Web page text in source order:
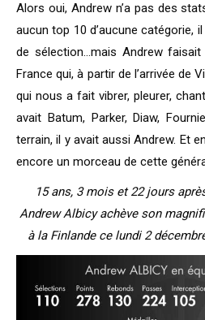
Alors oui, Andrew n’a pas des
aucun top 10 d’aucune catégorie,
de sélection…mais Andrew
France qui, à partir de l’arrivée de
qui nous a fait vibrer, pleurer,
avait Batum, Parker, Diaw,
terrain, il y avait aussi Andrew. Et
encore un morceau de cette
15 ans, 3 mois et 22 jours
Andrew Albicy achève son
à la Finlande ce lundi 2